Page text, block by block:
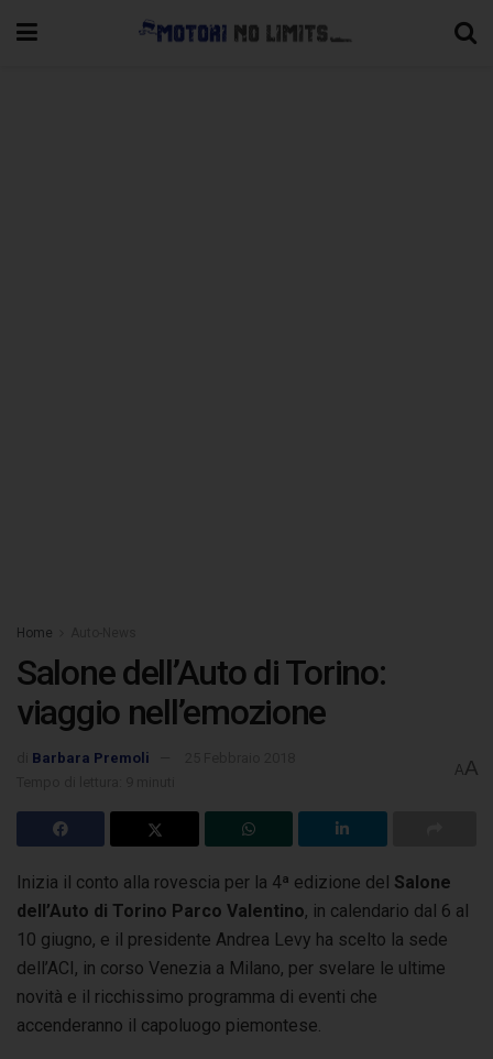
Home
Salone dell’Auto di Torino:
viaggio nell’emozione
Barbara Premoli
AA
Inizia il conto alla rovescia per la 4ª edizione del Salone
dell’Auto di Torino Parco Valentino, in calendario dal 6 al
10 giugno, e il presidente Andrea Levy ha scelto la sede
dell’ACI, in corso Venezia a Milano, per svelare le ultime
novità e il ricchissimo programma di eventi che
accenderanno il capoluogo piemontese.